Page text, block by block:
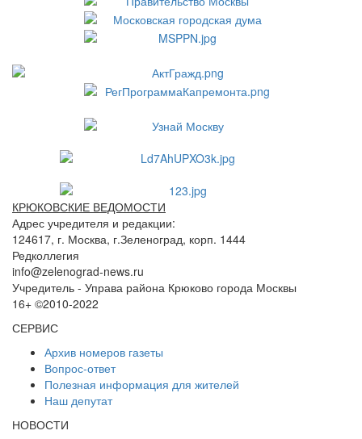
КРЮКОВСКИЕ ВЕДОМОСТИ
Адрес учредителя и редакции:
124617, г. Москва, г.Зеленоград, корп. 1444
Редколлегия
info@zelenograd-news.ru
Учредитель - Управа района Крюково города Москвы
16+ ©2010-2022
СЕРВИС
Архив номеров газеты
Вопрос-ответ
Полезная информация для жителей
Наш депутат
НОВОСТИ